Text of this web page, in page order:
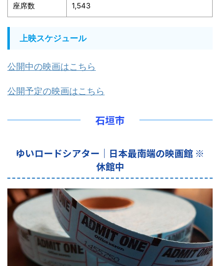
座席数 1,543
上映スケジュール
公開中の映画はこちら
公開予定の映画はこちら
石垣市
ゆいロードシアター｜日本最南端の映画館 ※
休館中